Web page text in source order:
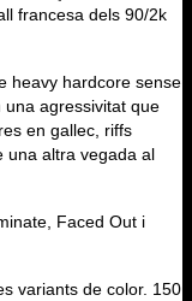
francesa dels 90/2k
heavy hardcore sense
agressivitat que
en gallec, riffs
una altra vegada al
Faced Out i
variants de color. 150